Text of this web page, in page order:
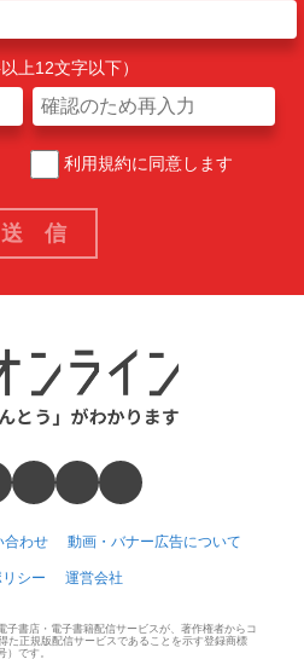
上12文字以下）
利用規約に同意します
合わせ 動画・バナー広告について
シー 運営会社
子書店・電子書籍配信サービスが、著作権者からコ
た正規版配信サービスであることを示す登録商標
）です。